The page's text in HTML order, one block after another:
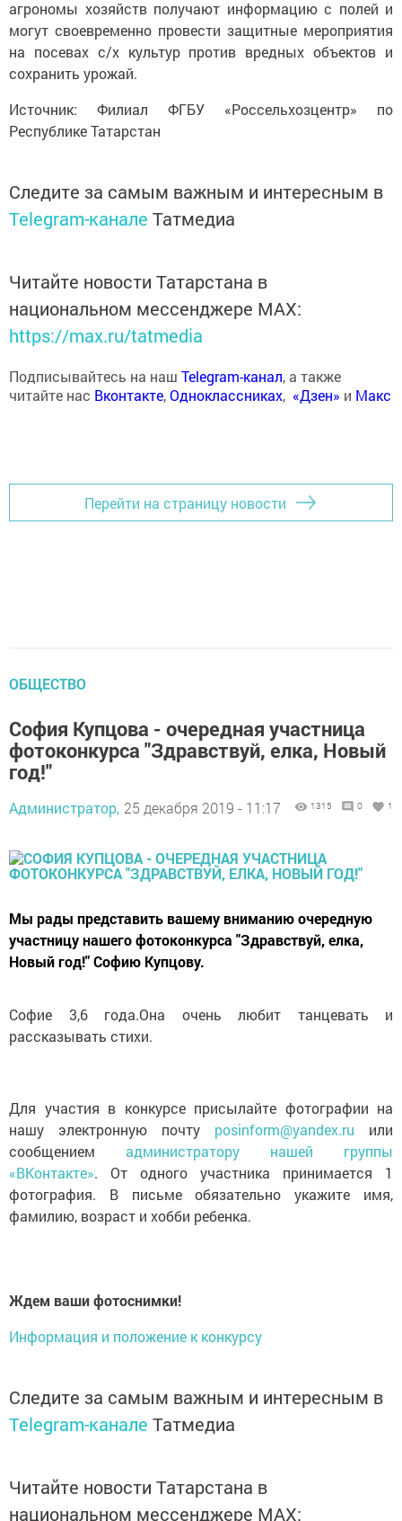
агрономы хозяйств получают информацию с полей и
могут своевременно провести защитные мероприятия
на посевах с/х культур против вредных объектов и
сохранить урожай.
Источник: Филиал ФГБУ «Россельхозцентр» по
Республике Татарстан
Следите за самым важным и интересным в
Telegram-канале Татмедиа
Читайте новости Татарстана в
национальном мессенджере MАХ:
https://max.ru/tatmedia
Подписывайтесь на наш Telegram-канал, а также
читайте нас Вконтакте,Одноклассниках, «Дзен» и Макс
Перейти на страницу новости
ОБЩЕСТВО
София Купцова - очередная участница
фотоконкурса "Здравствуй, елка, Новый
год!"
Администратор, 25 декабря 2019 - 11:17 1315 0 1
Мы рады представить вашему вниманию очередную
участницу нашего фотоконкурса "Здравствуй, елка,
Новый год!" Софию Купцову.
Софие 3,6 года.Она очень любит танцевать и
рассказывать стихи.
Для участия в конкурсе присылайте фотографии на
нашу электронную почту posinform@yandex.ru или
сообщением администратору нашей группы
«ВКонтакте». От одного участника принимается 1
фотография. В письме обязательно укажите имя,
фамилию, возраст и хобби ребенка.
Ждем ваши фотоснимки!
Информация и положение к конкурсу
Следите за самым важным и интересным в
Telegram-канале Татмедиа
Читайте новости Татарстана в
национальном мессенджере MАХ: